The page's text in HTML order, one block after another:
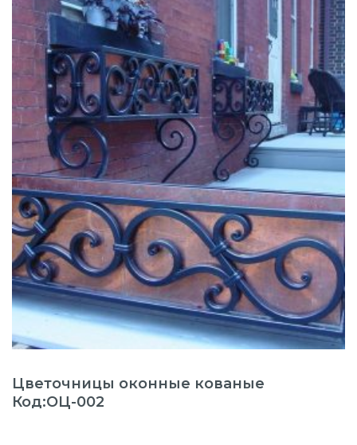
Цветочницы оконные кованые
Код:ОЦ-002